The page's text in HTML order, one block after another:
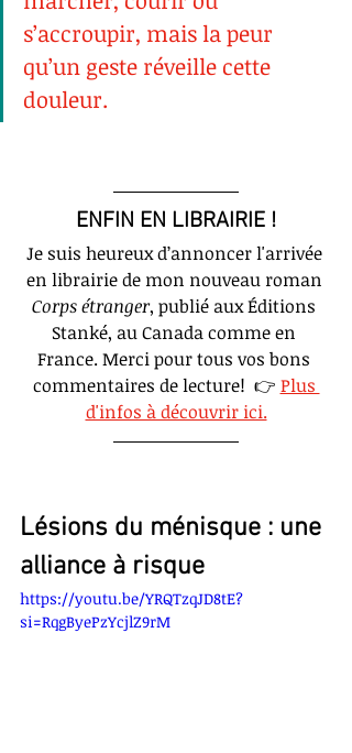
s’accroupir, mais la peur
qu’un geste réveille cette
douleur.
ENFIN EN LIBRAIRIE !
Je suis heureux d’annoncer l'arrivée
en librairie de mon nouveau roman
Corps étranger, publié aux Éditions
Stanké, au Canada comme en
France. Merci pour tous vos bons
commentaires de lecture!  👉 Plus
d'infos à découvrir ici.
Lésions du ménisque : une
alliance à risque
https://youtu.be/YRQTzqJD8tE?
si=RqgByePzYcjlZ9rM